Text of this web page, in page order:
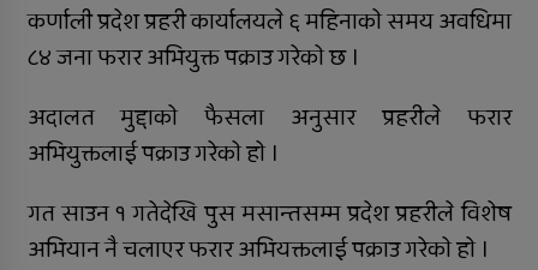
जिल्ला अस्पतालमा जटिल शल्यक्रिया
सफल
समानताका लागि सरोकारवालाको १० बुँदे
प्रतिबद्धता
कर्णालीमा विपद् प्रतिकार्य योजना लागू
कर्णाली प्रदेश प्रहरी कार्यालयले ६ महिनाकाे समय अवधिमा
८४ जना फरार अभियुक्त पक्राउ गरेकाे छ ।
अदालत मुद्दाकाे फैसला अनुसार प्रहरीले फरार
अभियुक्तलाई पक्राउ गरेकाे हाे ।
गत साउन १ गतेदेखि पुस मसान्तसम्म प्रदेश प्रहरीले विशेष
अभियान नै चलाएर फरार अभियक्तलाई पक्राउ गरेकाे हाे ।